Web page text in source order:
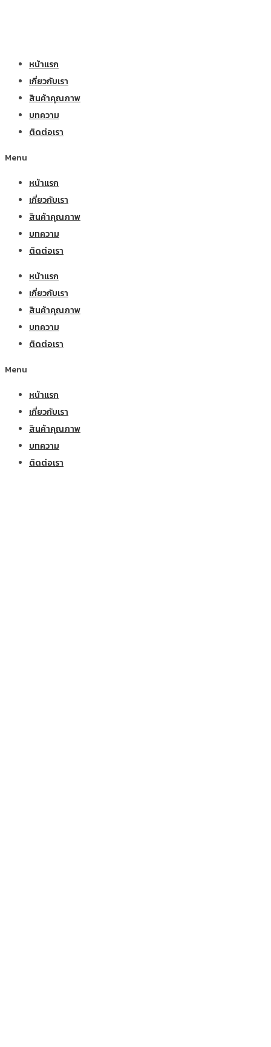
หน้าแรก
เกี่ยวกับเรา
สินค้าคุณภาพ
บทความ
ติดต่อเรา
Menu
หน้าแรก
เกี่ยวกับเรา
สินค้าคุณภาพ
บทความ
ติดต่อเรา
หน้าแรก
เกี่ยวกับเรา
สินค้าคุณภาพ
บทความ
ติดต่อเรา
Menu
หน้าแรก
เกี่ยวกับเรา
สินค้าคุณภาพ
บทความ
ติดต่อเรา